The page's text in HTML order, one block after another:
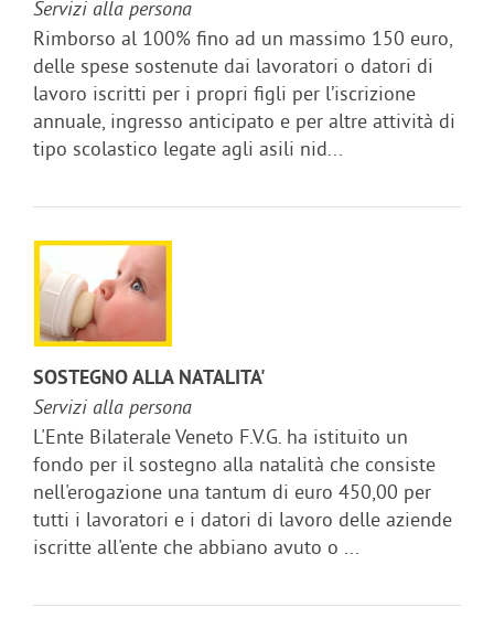
Servizi alla persona
Rimborso al 100% fino ad un massimo 150 euro,
delle spese sostenute dai lavoratori o datori di
lavoro iscritti per i propri figli per l’iscrizione
annuale, ingresso anticipato e per altre attività di
tipo scolastico legate agli asili nid...
SOSTEGNO ALLA NATALITA'
Servizi alla persona
L'Ente Bilaterale Veneto F.V.G. ha istituito un
fondo per il sostegno alla natalità che consiste
nell'erogazione una tantum di euro 450,00 per
tutti i lavoratori e i datori di lavoro delle aziende
iscritte all'ente che abbiano avuto o ...